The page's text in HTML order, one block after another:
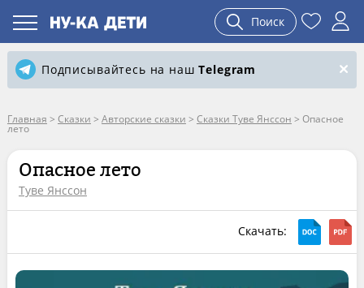
Поиск
Подписывайтесь на нашTelegram
Главная > Сказки > Авторские сказки > Сказки Туве Янссон > Опасное
лето
Опасное лето
Туве Янссон
Скачать: